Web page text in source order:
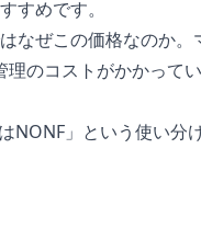
すめです。
なぜこの価格なのか。
のコストがかかって
NONF」という使い分